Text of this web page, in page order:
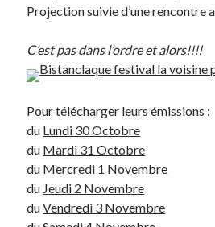
Proust
Sorties cuculturelles
Tavukoi
Vidéos
Projection suivie d’une rencontre
C’est pas dans l’ordre et alors!!!!
Pour télécharger leurs émissions :
du Lundi 30 Octobre
du Mardi 31 Octobre
du Mercredi 1 Novembre
du Jeudi 2 Novembre
duVendredi 3 Novembre